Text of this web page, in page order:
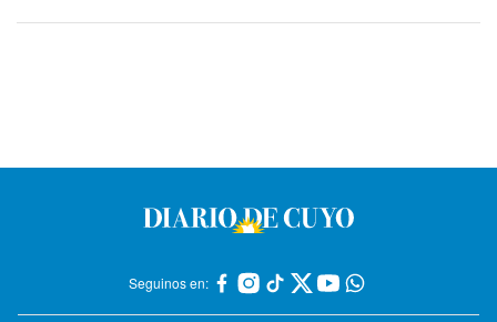
Seguinos en: